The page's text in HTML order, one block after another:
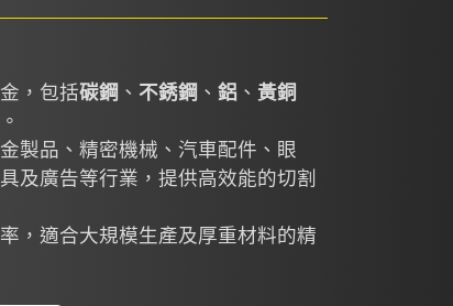
，包括碳鋼 、 不銹鋼 、 鋁 、 黃銅
製品、精密機械、汽車配件、眼
及廣告等行業，提供高效能的切割
，適合大規模生產及厚重材料的精